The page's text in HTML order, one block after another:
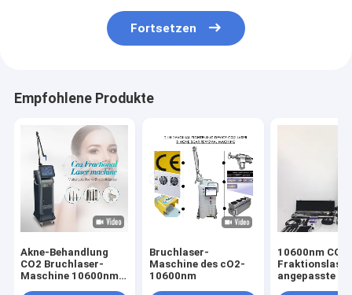
Fortsetzen
Empfohlene Produkte
Akne-Behandlung
CO2 Bruchlaser-
Maschine 10600nm
Bruchlaser-
Maschine des cO2-
10600nm
10600nm
angepasste